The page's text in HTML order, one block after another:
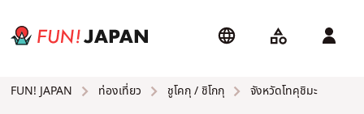
FUN! JAPAN ท่องเที่ยว ชูโคกุ / ชิโกกุ จังหวัดโทคุชิมะ